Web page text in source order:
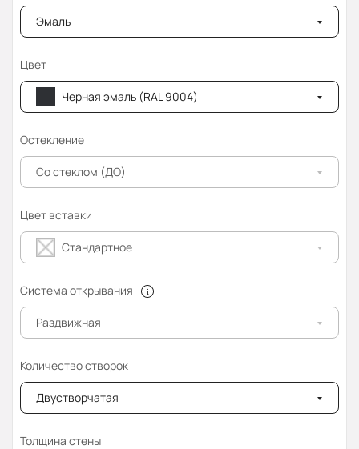
Эмаль
Цвет
Черная эмаль (RAL 9004)
Остекление
Со стеклом (ДО)
Цвет вставки
Стандартное
Система открывания
Раздвижная
Количество створок
Двустворчатая
Толщина стены